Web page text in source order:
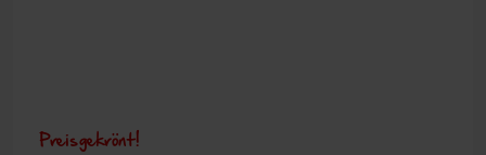
Preisgekrönt!